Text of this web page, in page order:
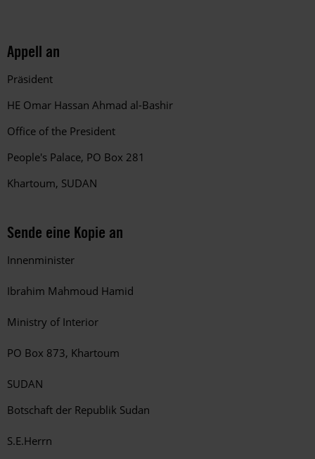
Appell an
Präsident
HE Omar Hassan Ahmad al-Bashir
Office of the President
People's Palace, PO Box 281
Khartoum, SUDAN
Sende eine Kopie an
Innenminister
Ibrahim Mahmoud Hamid
Ministry of Interior
PO Box 873, Khartoum
SUDAN
Botschaft der Republik Sudan
S.E.Herrn